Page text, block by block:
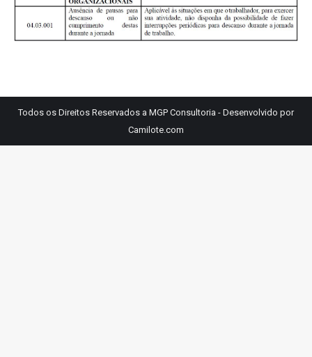
Todos os Direitos Reservados a MGP Consultoria - Desenvolvido por
Camilote.com